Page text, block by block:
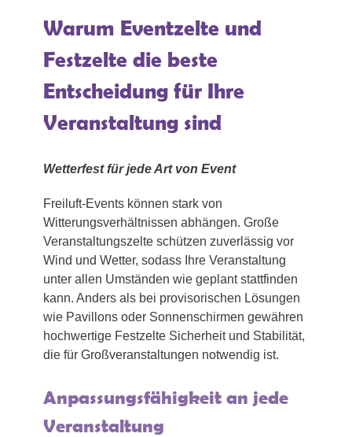
Warum Eventzelte und
Festzelte die beste
Entscheidung für Ihre
Veranstaltung sind
Wetterfest für jede Art von Event
Freiluft-Events können stark von
Witterungsverhältnissen abhängen. Große
Veranstaltungszelte schützen zuverlässig vor
Wind und Wetter, sodass Ihre Veranstaltung
unter allen Umständen wie geplant stattfinden
kann. Anders als bei provisorischen Lösungen
wie Pavillons oder Sonnenschirmen gewähren
hochwertige Festzelte Sicherheit und Stabilität,
die für Großveranstaltungen notwendig ist.
Anpassungsfähigkeit an jede
Veranstaltung